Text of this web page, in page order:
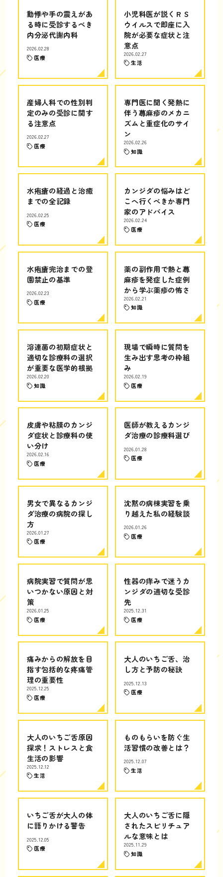
動悸や手の震えがあ
る時に受診するべき
内分泌代謝内科
2026.02.28
医療
小児科医が説くＲＳ
ウイルスで即座に入
院が必要な症状と注
意点
2026.02.27
生活
産婦人科での性別判
定のみの受診に関す
る注意点
2026.02.27
医療
専門医に聞く発熱に
伴う蕁麻疹のメカニ
ズムと重症化のサイ
ン
2026.02.26
知識
水疱瘡の経過と治癒
までの全記録
2026.02.25
医療
カンジダの悩みはど
こへ行くべきか専門
家のアドバイス
2026.02.24
医療
水疱瘡完治までの登
園禁止の基準
2026.02.23
医療
薬の副作用で熱と蕁
麻疹を発症した症例
から学ぶ薬疹の怖さ
2026.02.21
知識
溶連菌の初期症状と
適切な診療科の選択
が重要な医学的根拠
2026.02.20
知識
現場で瞬時に質問を
生み出す思考の枠組
み
2026.02.19
医療
皮膚や粘膜のカンジ
ダ症状と診療科の使
い分け
2026.02.16
医療
医師が教えるカンジ
ダ治療の診療科選び
2026.01.28
医療
男女で異なるカンジ
ダ治療の病院の探し
方
2026.01.27
医療
沈黙の病棟実習を乗
り越えた私の経験談
2026.01.26
医療
病院実習で質問が思
いつかない原因と対
策
2026.01.25
医療
性器の痒みで迷うカ
ンジダの適切な受診
先
2025.12.31
医療
痛みからの解放を目
指す包括的な疼痛管
理の重要性
2025.12.25
医療
大人のいちご舌、治
し方と予防の秘訣
2025.12.13
医療
大人のいちご舌原因
探求！ストレスと食
生活の影響
2025.12.12
生活
ものもらいを防ぐ生
活習慣の改善とは？
2025.12.07
生活
いちご舌が大人の体
に語りかける警告
2025.12.05
医療
大人のいちご舌に隠
されたスピリチュア
ルな意味とは
2025.11.29
知識